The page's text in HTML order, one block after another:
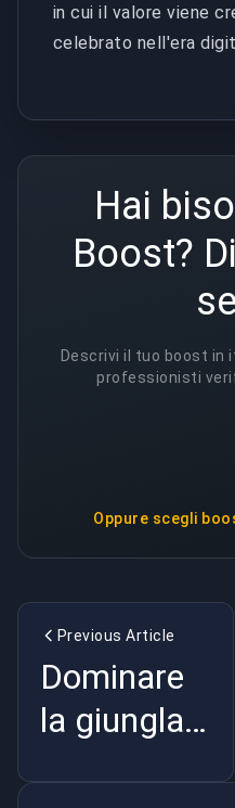
in cui il valore viene
celebrato nell'era
Hai
Boost?
Descrivi il tuo boost
professionisti
Oppure scegli
Previous Article
Dominare
la giungla